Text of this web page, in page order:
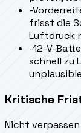
-
frisst die
Luftdruck
-12-V-
schnell zu
Kritische
Nicht verpassen